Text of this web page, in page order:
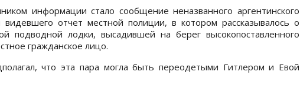
информации стало сообщение неназванного аргентинского
видевшего отчет местной полиции, в котором рассказывалось о
подводной лодки, высадившей на берег высокопоставленного
гражданское лицо.
что эта пара могла быть переодетыми Гитлером и Евой